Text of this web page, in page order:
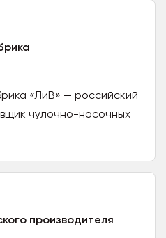
«ЛиВ» — российский
чулочно-носочных
производителя